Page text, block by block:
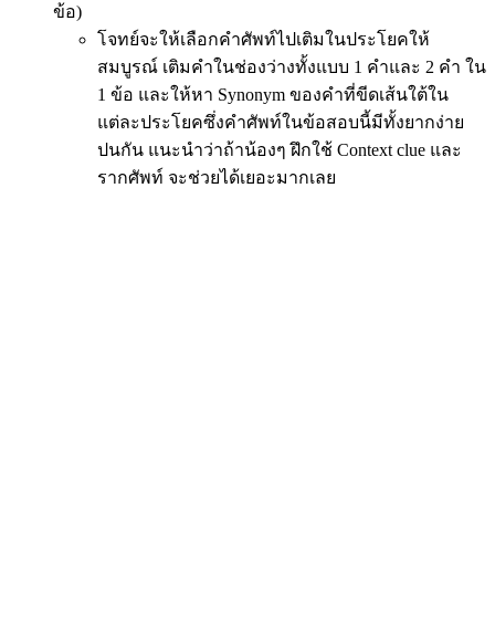
ข้อ)
โจทย์จะให้เลือกคำศัพท์ไปเติมในประโยคให้
สมบูรณ์ เติมคำในช่องว่างทั้งแบบ 1 คำและ 2 คำ ใน
1 ข้อ และให้หา Synonym ของคำที่ขีดเส้นใต้ใน
แต่ละประโยคซึ่งคำศัพท์ในข้อสอบนี้มีทั้งยากง่าย
ปนกัน แนะนำว่าถ้าน้องๆ ฝึกใช้ Context clue และ
รากศัพท์ จะช่วยได้เยอะมากเลย